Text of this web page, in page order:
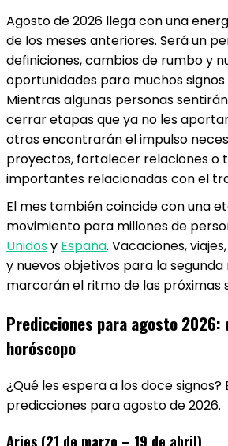
Agosto de 2026 llega con una
de los meses anteriores. Será un
definiciones, cambios de rumbo y
oportunidades para muchos signos
Mientras algunas personas
cerrar etapas que ya no les
otras encontrarán el impulso
proyectos, fortalecer relaciones o
importantes relacionadas con el
El mes también coincide con una
movimiento para millones de
Unidosy España. Vacaciones,
y nuevos objetivos para la
marcarán el ritmo de las próximas
Predicciones para agosto 2026:
horóscopo
¿Qué les espera a los doce signos?
predicciones para agosto de 2026.
Aries (21 de marzo – 19 de abril)